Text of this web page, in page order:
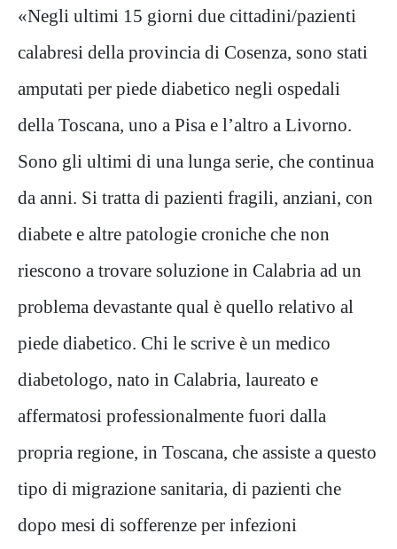
«Negli ultimi 15 giorni due cittadini/pazienti
calabresi della provincia di Cosenza, sono stati
amputati per piede diabetico negli ospedali
della Toscana, uno a Pisa e l’altro a Livorno.
Sono gli ultimi di una lunga serie, che continua
da anni. Si tratta di pazienti fragili, anziani, con
diabete e altre patologie croniche che non
riescono a trovare soluzione in Calabria ad un
problema devastante qual è quello relativo al
piede diabetico. Chi le scrive è un medico
diabetologo, nato in Calabria, laureato e
affermatosi professionalmente fuori dalla
propria regione, in Toscana, che assiste a questo
tipo di migrazione sanitaria, di pazienti che
dopo mesi di sofferenze per infezioni